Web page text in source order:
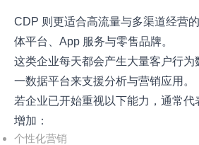
CDP 则更适合高流量与多渠道经营
体平台、App 服务与零售品牌。
这类企业每天都会产生大量客户行
一数据平台来支援分析与营销应用。
若企业已开始重视以下能力，通常代
增加：
个性化营销